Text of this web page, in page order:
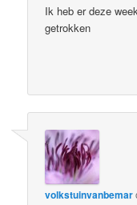
Ik heb er deze
getrokken
volkstuinvanbemar